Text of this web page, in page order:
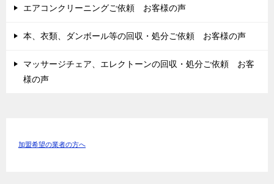
エアコンクリーニングご依頼 お客様の声
本、衣類、ダンボール等の回収・処分ご依頼 お客様の声
マッサージチェア、エレクトーンの回収・処分ご依頼 お客
様の声
加盟希望の業者の方へ